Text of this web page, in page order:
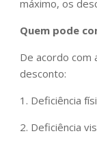
máximo, os
Quem pode
De acordo com
desconto:
1. Deficiência
2. Deficiência